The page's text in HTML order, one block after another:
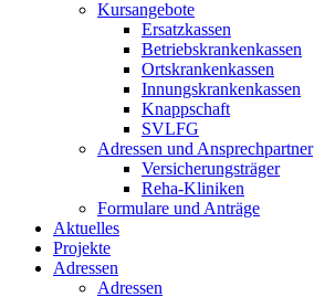
Kursangebote
Ersatzkassen
Betriebskrankenkassen
Ortskrankenkassen
Innungskrankenkassen
Knappschaft
SVLFG
Adressen und Ansprechpartner
Versicherungsträger
Reha-Kliniken
Formulare und Anträge
Aktuelles
Projekte
Adressen
Adressen